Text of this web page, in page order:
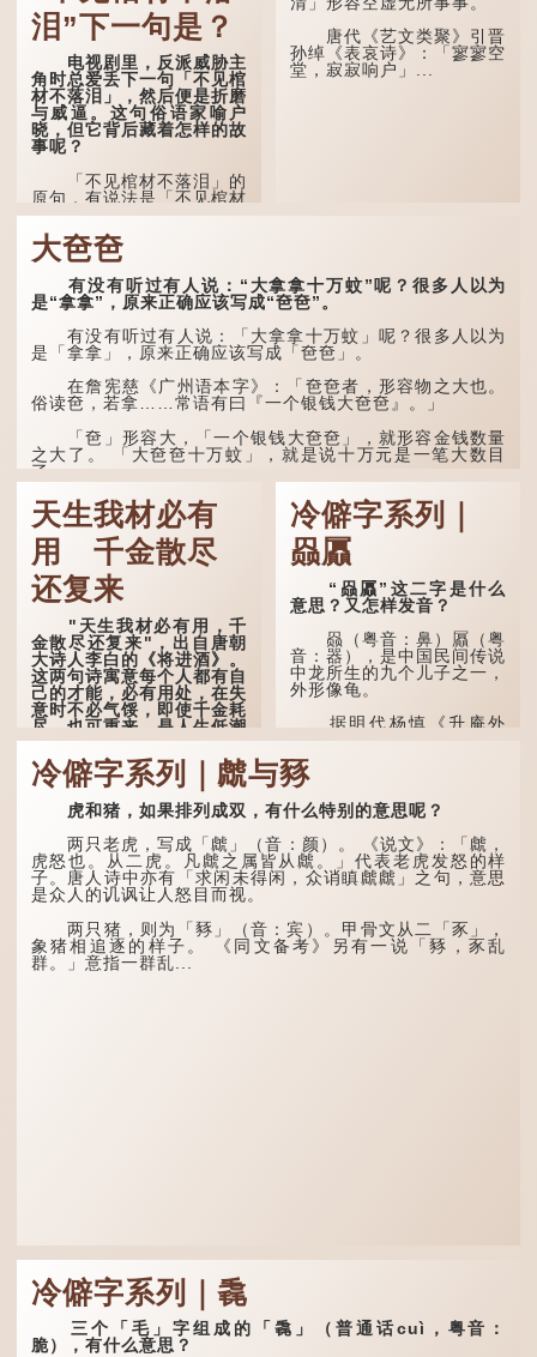
感到十分落泊。于是，道士
拿出一个青瓷枕头，让卢姓
书生睡一睡，便能满足他希
望得到荣华富贵的愿望。
这时，...
泪”下一句是？
电视剧里，反派威胁主
角时总爱丢下一句「不见棺
材不落泪」，然后便是折磨
与威逼。这句俗语家喻户
晓，但它背后藏着怎样的故
事呢？
「不见棺材不落泪」的
原句，有说法是「不见棺材
不下泪」或「不见亲棺不下
泪」，出自明朝兰陵笑笑生
所著的《金瓶梅词话》第九
十八回。原意是指人未亲眼
见到亲人棺木，便不会真正
感到悲伤；后来引申为比喻
人执迷不悟，不到彻底失
败，便不肯罢休。
许多人对这上半句耳熟
能详，但它其实还有下半句
——「不到黄河心不死」...
唐代《艺文类聚》引晋
孙绰《表哀诗》：「寥寥空
堂，寂寂响户」...
大夿夿
有没有听过有人说：“大拿拿十万蚊”呢？很多人以为
是“拿拿”，原来正确应该写成“夿夿”。
有没有听过有人说：「大拿拿十万蚊」呢？很多人以为
是「拿拿」，原来正确应该写成「夿夿」。
在詹宪慈《广州语本字》：「夿夿者，形容物之大也。
俗读夿，若拿……常语有曰『一个银钱大夿夿』。」
「夿」形​​容大，「一个银钱大夿夿」，就形容金钱数量
之大了。 「大夿夿十万蚊」，就是说十万元是一笔大数目
了。...
天生我材必有
用 千金散尽
还复来
"天生我材必有用，千
金散尽还复来"，出自唐朝
大诗人李白的《将进酒》。
这两句诗寓意每个人都有自
己的才能，必有用处，在失
意时不必气馁，即使千金耗
尽，也可重来，是人生低潮
时激励向上的名句。
原诗写道："人生得意
须尽欢，莫使金樽空对月。
天生我材必有用，千金散尽
会须一饮三百杯。" 意思是
说：上天给了我才能，必然
有用到的地方；即使千金散
去，也终会重新得到。
李白作此诗时，大约是
天宝十一年。当时他已被唐
玄宗赐金放还约八年，这期
冷僻字系列｜
赑屭
“赑屭”这二字是什么
意思？又怎样发音？
赑（粤音：鼻）屭（粤
音：器），是中国民间传说
中龙所生的九个儿子之一，
外形像龟。
据明代杨慎《升庵外
集》记载，龙生九子的次序
排列为：赑屭、螭吻、蒲
牢、狴犴、饕餮、蚣蝮、睚
眦、狻猊、椒图（此为其中
一种说法）。
龙九子外形与能力各有
不同，其中，赑屭原形像
龟，因为能负重，多作为碑
座，有“碑下...
冷僻字系列｜虤与豩
虎和猪，如果排列成双，有什么特别的意思呢？
两只老虎，写成「虤」（音：颜）。 《说文》：「虤，
虎怒也。从二虎。凡虤之属皆从虤。」代表老虎发怒的样
子。唐人诗中亦有「求闲未得闲，众诮瞋虤虤」之句，意思
是众人的讥讽让人怒目而视。
两只猪，则为「豩」（音：宾）。甲骨文从二「豕」，
象猪相追逐的样子。 《同文备考》另有一说「豩，豕乱
群。」意指一群乱...
冷僻字系列｜毳
三个「毛」字组成的「毳」（普通话cuì，粤音：
脆），有什么意思？